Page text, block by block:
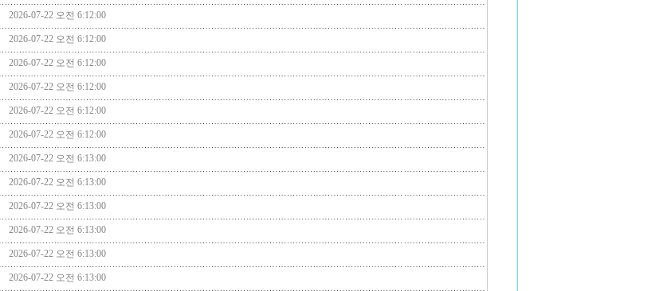
2026-07-22 오전 6:12:00
2026-07-22 오전 6:12:00
2026-07-22 오전 6:12:00
2026-07-22 오전 6:12:00
2026-07-22 오전 6:12:00
2026-07-22 오전 6:12:00
2026-07-22 오전 6:13:00
2026-07-22 오전 6:13:00
2026-07-22 오전 6:13:00
2026-07-22 오전 6:13:00
2026-07-22 오전 6:13:00
2026-07-22 오전 6:13:00